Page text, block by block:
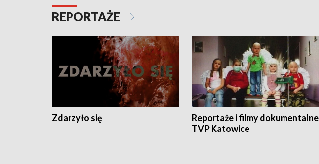
REPORTAŻE
Zdarzyło się
Reportaże i filmy dokumentalne
TVP Katowice